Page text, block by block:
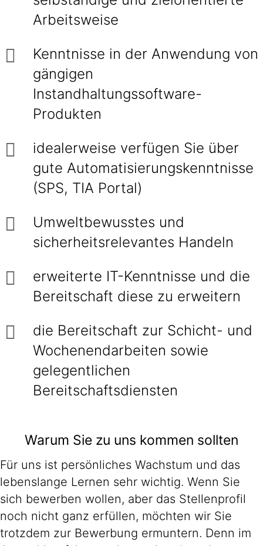
Arbeitsweise
Kenntnisse in der Anwendung von
gängigen
Instandhaltungssoftware-
Produkten
idealerweise verfügen Sie über
gute Automatisierungskenntnisse
(SPS, TIA Portal)
Umweltbewusstes und
sicherheitsrelevantes Handeln
erweiterte IT-Kenntnisse und die
Bereitschaft diese zu erweitern
die Bereitschaft zur Schicht- und
Wochenendarbeiten sowie
gelegentlichen
Bereitschaftsdiensten
Warum Sie zu uns kommen sollten
Für uns ist persönliches Wachstum und das
lebenslange Lernen sehr wichtig. Wenn Sie
sich bewerben wollen, aber das Stellenprofil
noch nicht ganz erfüllen, möchten wir Sie
trotzdem zur Bewerbung ermuntern. Denn im